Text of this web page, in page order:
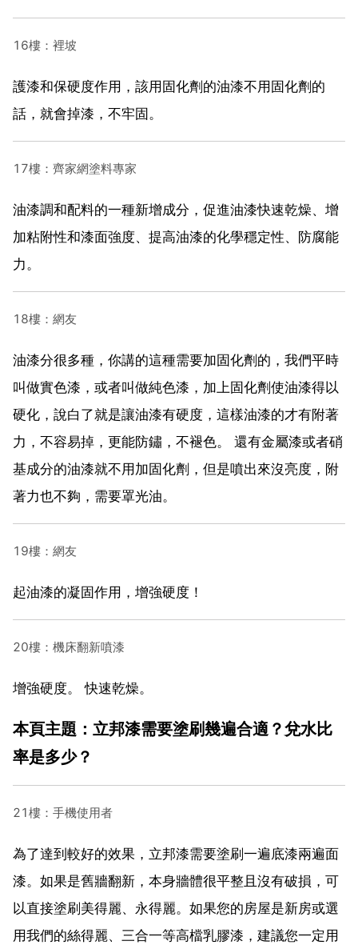
16樓：裡坡
護漆和保硬度作用，該用固化劑的油漆不用固化劑的
話，就會掉漆，不牢固。
17樓：齊家網塗料專家
油漆調和配料的一種新增成分，促進油漆快速乾燥、增
加粘附性和漆面強度、提高油漆的化學穩定性、防腐能
力。
18樓：網友
油漆分很多種，你講的這種需要加固化劑的，我們平時
叫做實色漆，或者叫做純色漆，加上固化劑使油漆得以
硬化，說白了就是讓油漆有硬度，這樣油漆的才有附著
力，不容易掉，更能防鏽，不褪色。 還有金屬漆或者硝
基成分的油漆就不用加固化劑，但是噴出來沒亮度，附
著力也不夠，需要罩光油。
19樓：網友
起油漆的凝固作用，增強硬度！
20樓：機床翻新噴漆
增強硬度。 快速乾燥。
本頁主題：立邦漆需要塗刷幾遍合適？兌水比
率是多少？
21樓：手機使用者
為了達到較好的效果，立邦漆需要塗刷一遍底漆兩遍面
漆。如果是舊牆翻新，本身牆體很平整且沒有破損，可
以直接塗刷美得麗、永得麗。如果您的房屋是新房或選
用我們的絲得麗、三合一等高檔乳膠漆，建議您一定用